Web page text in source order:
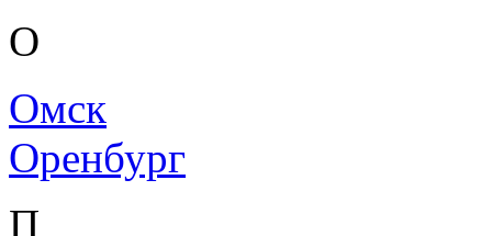
О
Омск
Оренбург
П